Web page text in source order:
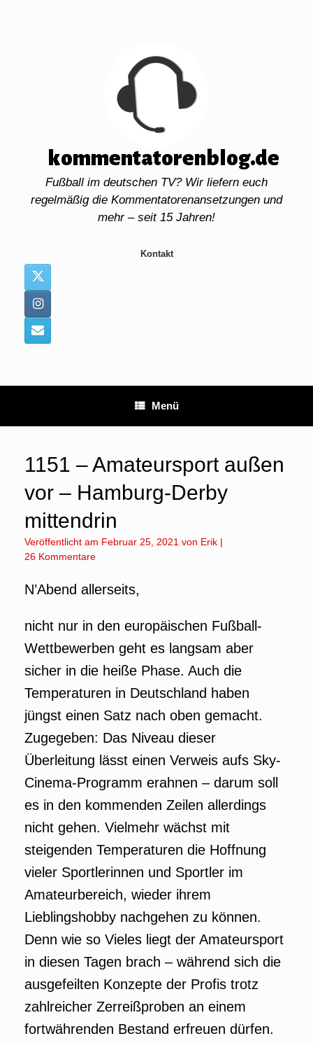
kommentatorenblog.de
Fußball im deutschen TV? Wir liefern euch
regelmäßig die Kommentatorenansetzungen und
mehr – seit 15 Jahren!
Kontakt
Menü
1151 – Amateursport außen
vor – Hamburg-Derby
mittendrin
Veröffentlicht am Februar 25, 2021 von Erik |
26 Kommentare
N’Abend allerseits,
nicht nur in den europäischen Fußball-
Wettbewerben geht es langsam aber
sicher in die heiße Phase. Auch die
Temperaturen in Deutschland haben
jüngst einen Satz nach oben gemacht.
Zugegeben: Das Niveau dieser
Überleitung lässt einen Verweis aufs Sky-
Cinema-Programm erahnen – darum soll
es in den kommenden Zeilen allerdings
nicht gehen. Vielmehr wächst mit
steigenden Temperaturen die Hoffnung
vieler Sportlerinnen und Sportler im
Amateurbereich, wieder ihrem
Lieblingshobby nachgehen zu können.
Denn wie so Vieles liegt der Amateursport
in diesen Tagen brach – während sich die
ausgefeilten Konzepte der Profis trotz
zahlreicher Zerreißproben an einem
fortwährenden Bestand erfreuen dürfen.